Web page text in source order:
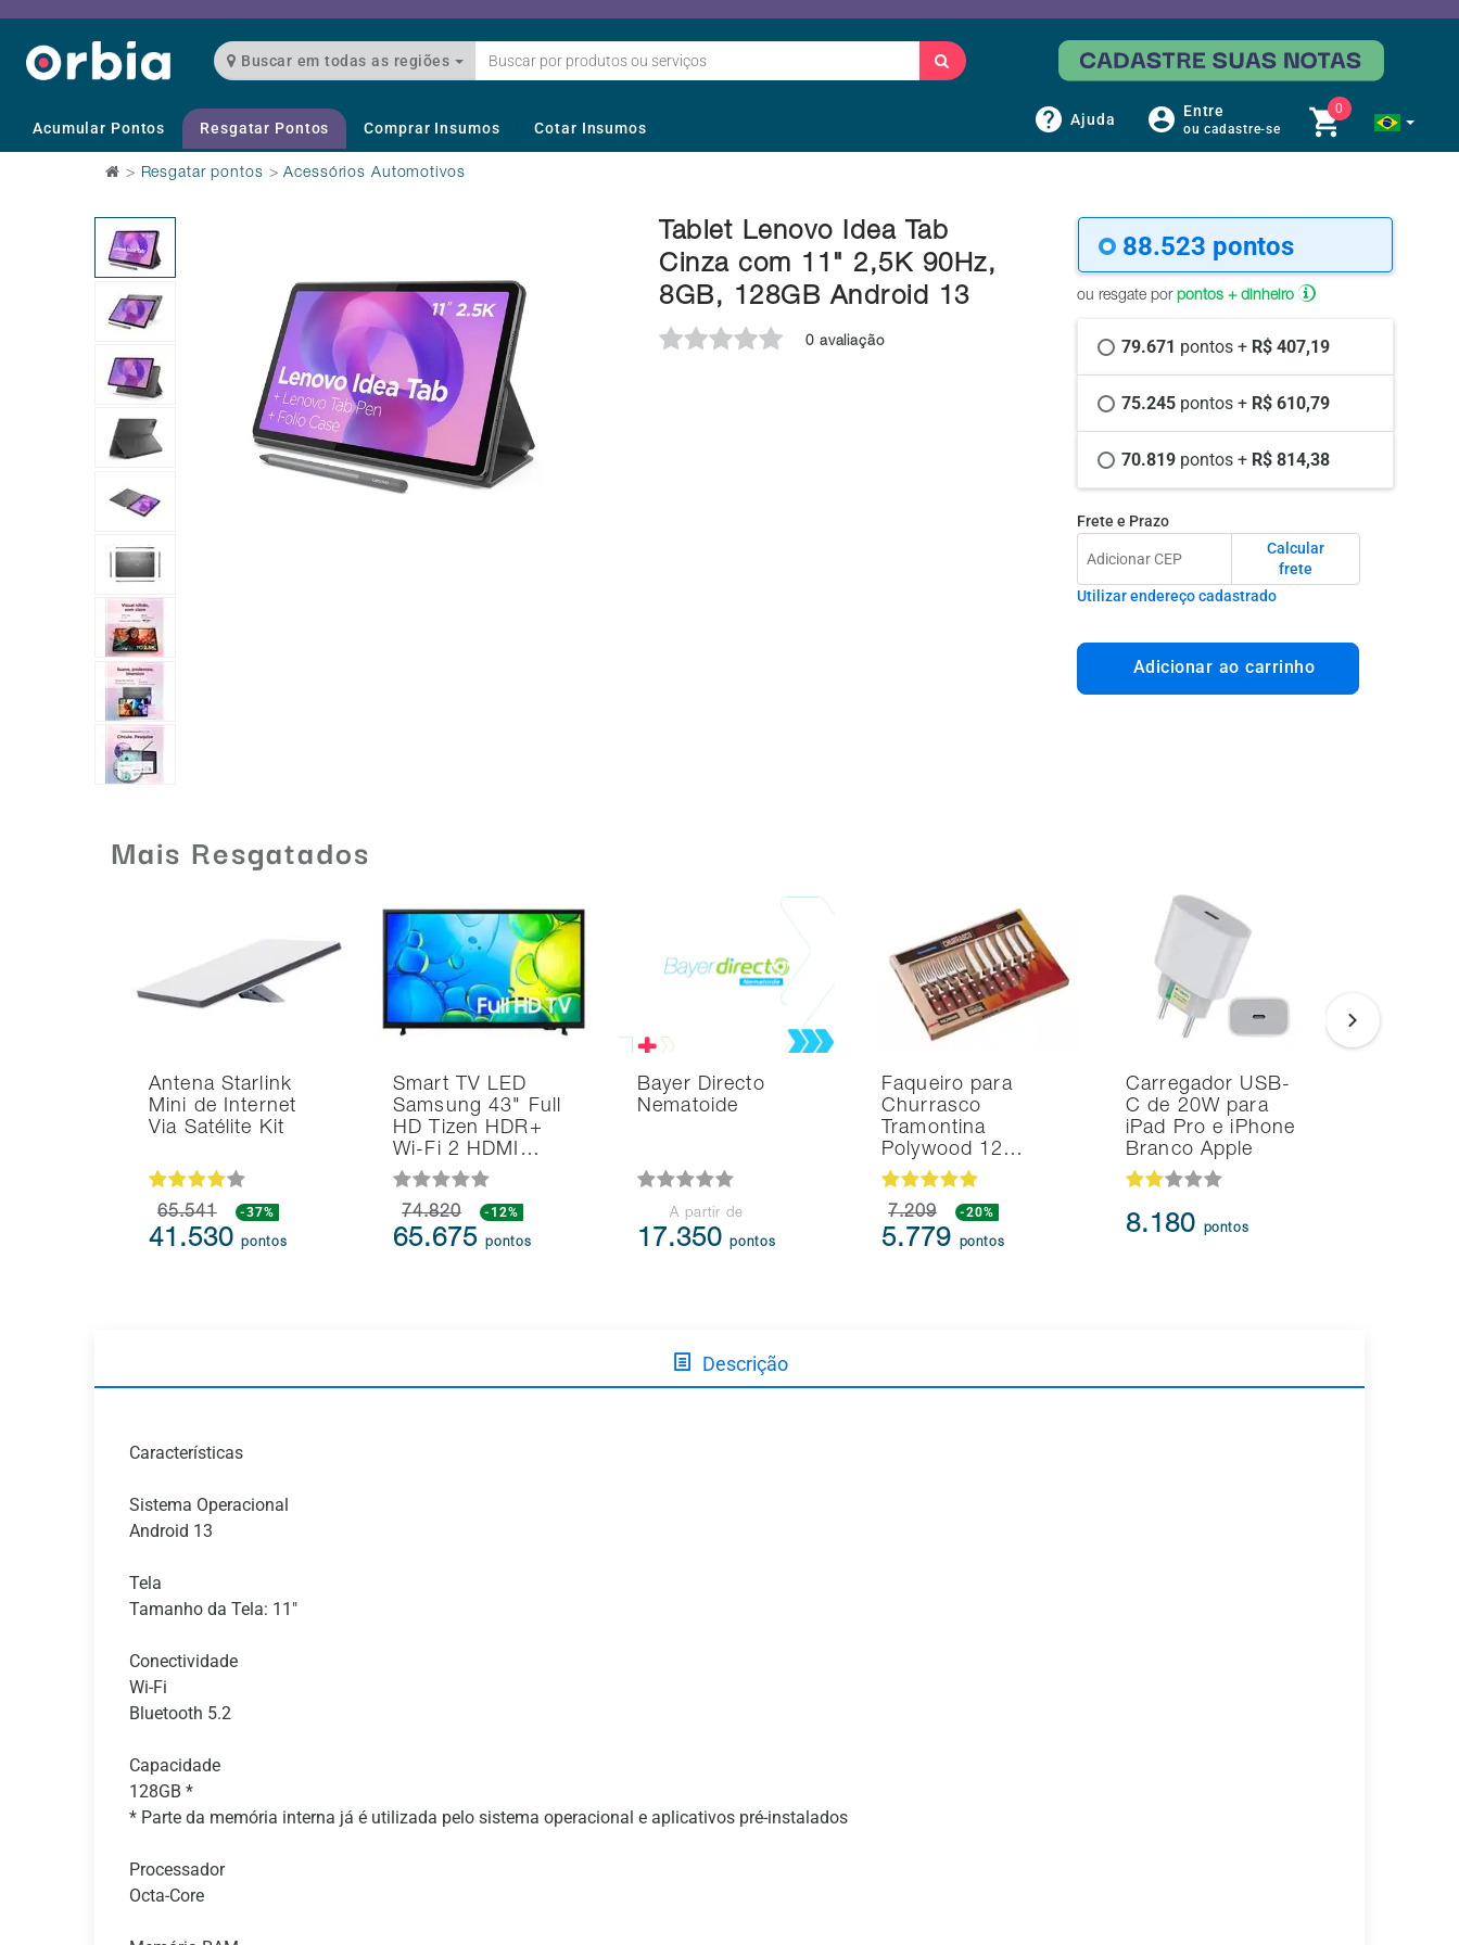
Buscar em todas as regiões
Acumular Pontos Resgatar Pontos Comprar Insumos Cotar Insumos Ajuda Entre
ou cadastre-se
0
> Resgatar pontos >Acessórios Automotivos
Tablet Lenovo Idea Tab
Cinza com 11" 2,5K 90Hz,
8GB, 128GB Android 13
0 avaliação
88.523 pontos
ou resgate por pontos + dinheiro
79.671 pontos + R$ 407,19
75.245 pontos + R$ 610,79
70.819 pontos + R$ 814,38
Frete e Prazo
Calcular
frete
Utilizar endereço cadastrado
Adicionar ao carrinho
Mais Resgatados
Antena Starlink
Mini de Internet
Via Satélite Kit
65.541 -37%
41.530pontos
Smart TV LED
Samsung 43" Full
HD Tizen HDR+
Wi-Fi 2 HDMI…
74.820 -12%
65.675pontos
Bayer Directo
Nematoide
A partir de
17.350pontos
Faqueiro para
Churrasco
Tramontina
Polywood 12…
7.209 -20%
5.779 pontos
Carregador USB-
C de 20W para
iPad Pro e iPhone
Branco Apple
8.180 pontos
Descrição
Características
Sistema Operacional
Android 13
Tela
Tamanho da Tela: 11"
Conectividade
Wi-Fi
Bluetooth 5.2
Capacidade
128GB *
* Parte da memória interna já é utilizada pelo sistema operacional e aplicativos pré-instalados
Processador
Octa-Core